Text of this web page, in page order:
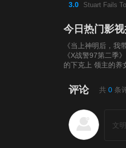
3.0 Stuart Fails To
今日热门影视
《当上神明后，我
《X战警97第二季》
的下克上 领主的养
评论 共 0条